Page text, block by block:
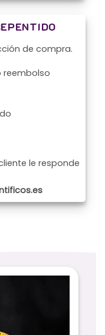
de compra.
reembolso
le responde